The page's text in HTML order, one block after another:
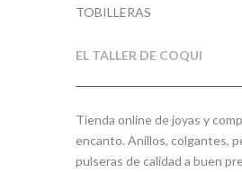
TOBILLERAS
EL TALLER DE COQUI
Tienda online de joyas y
encanto. Anillos, colgantes,
pulseras de calidad a buen